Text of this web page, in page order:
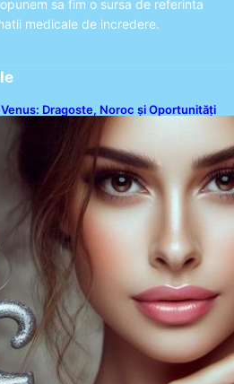
sa fim o sursa de referinta
medicale de incredere.
Dragoste, Noroc și Oportunități
și Balanțe în Weekendul 8-9 August